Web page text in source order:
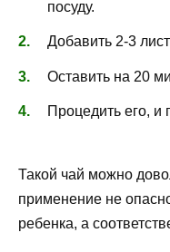
посуду.
Добавить 2-3
Оставить на 20
Процедить его,
Такой чай можно
применение не
ребенка, а